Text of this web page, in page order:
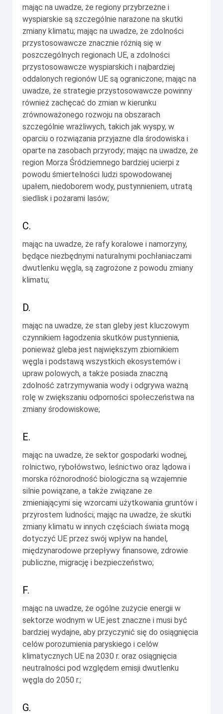
mając na uwadze, że regiony przybrzeżne i
wyspiarskie są szczególnie narażone na skutki
zmiany klimatu; mając na uwadze, że zdolności
przystosowawcze znacznie różnią się w
poszczególnych regionach UE, a zdolności
przystosowawcze wyspiarskich i najbardziej
oddalonych regionów UE są ograniczone; mając na
uwadze, że strategie przystosowawcze powinny
również zachęcać do zmian w kierunku
zrównoważonego rozwoju na obszarach
szczególnie wrażliwych, takich jak wyspy, w
oparciu o rozwiązania przyjazne dla środowiska i
oparte na zasobach przyrody; mając na uwadze, że
region Morza Śródziemnego bardziej ucierpi z
powodu śmiertelności ludzi spowodowanej
upałem, niedoborem wody, pustynnieniem, utratą
siedlisk i pożarami lasów;
C.
mając na uwadze, że rafy koralowe i namorzyny,
będące niezbędnymi naturalnymi pochłaniaczami
dwutlenku węgla, są zagrożone z powodu zmiany
klimatu;
D.
mając na uwadze, że stan gleby jest kluczowym
czynnikiem łagodzenia skutków pustynnienia,
ponieważ gleba jest największym zbiornikiem
węgla i podstawą wszystkich ekosystemów i
upraw polowych, a także posiada znaczną
zdolność zatrzymywania wody i odgrywa ważną
rolę w zwiększaniu odporności społeczeństwa na
zmiany środowiskowe;
E.
mając na uwadze, że sektor gospodarki wodnej,
rolnictwo, rybołówstwo, leśnictwo oraz lądowa i
morska różnorodność biologiczna są wzajemnie
silnie powiązane, a także związane ze
zmieniającymi się wzorcami użytkowania gruntów i
przyrostem ludności; mając na uwadze, że skutki
zmiany klimatu w innych częściach świata mogą
dotyczyć UE przez swój wpływ na handel,
międzynarodowe przepływy finansowe, zdrowie
publiczne, migrację i bezpieczeństwo;
F.
mając na uwadze, że ogólne zużycie energii w
sektorze wodnym w UE jest znaczne i musi być
bardziej wydajne, aby przyczynić się do osiągnięcia
celów porozumienia paryskiego i celów
klimatycznych UE na 2030 r. oraz osiągnięcia
neutralności pod względem emisji dwutlenku
węgla do 2050 r.;
G.